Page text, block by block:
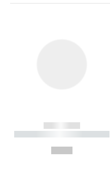
------------
----------- ----------- --------